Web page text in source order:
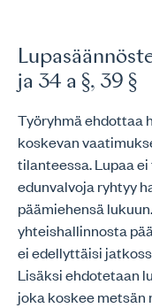
ja 34 a §, 39 §
Työryhmä ehdottaa
koskevan
tilanteessa. Lupaa
edunvalvoja ryhtyy
päämiehensä
yhteishallinnosta
ei edellyttäisi
Lisäksi ehdotetaan
joka koskee